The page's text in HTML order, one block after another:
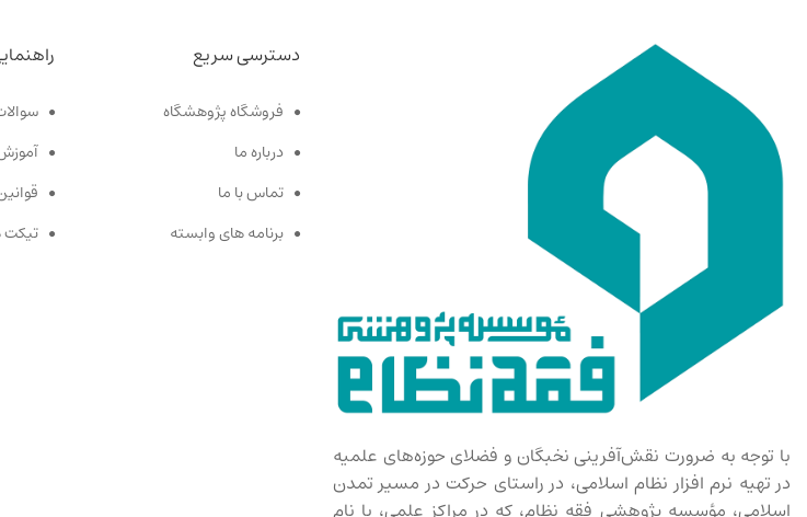
با توجه به ضرورت نقش‌آفرینی نخبگان و فضلای حوزه‌های علمیه
در تهیه نرم افزار نظام اسلامی، در راستای حرکت در مسیر تمدن
اسلامی، مؤسسه پژوهشی فقه نظام، که در مراکز علمی، با نام
دسترسی سریع
فروشگاه پژوهشگاه
درباره ما
تماس با ما
برنامه های وابسته
تیکت